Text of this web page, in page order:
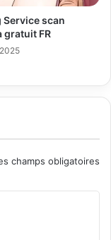
Service scan
gratuit FR
champs obligatoires